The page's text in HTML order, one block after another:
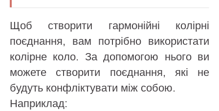
Щоб створити гармонійні колірні
поєднання, вам потрібно використати
колірне коло. За допомогою нього ви
можете створити поєднання, які не
будуть конфліктувати між собою.
Наприклад: